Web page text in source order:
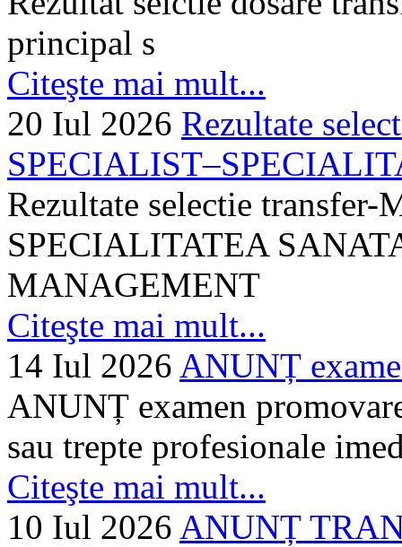
principal s
Citeşte mai mult...
20 Iul 2026 Rezultate
Rezultate selectie
SPECIALITATEA
MANAGEMENT
Citeşte mai mult...
14 Iul 2026 ANUNȚ
ANUNȚ examen
sau trepte profesionale
Citeşte mai mult...
10 Iul 2026 ANUNȚ